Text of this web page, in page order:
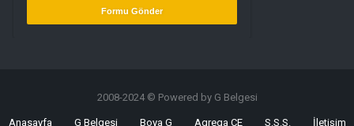
Formu Gönder
2008-2024 © Powered by G Belgesi
Anasayfa G Belgesi Boya G Agrega CE S.S.S. İletişim